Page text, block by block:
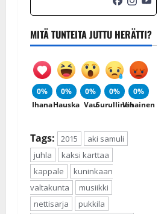
MITÄ TUNTEITA JUTTU HERÄTTI?
0%
Ihana
0%
Hauska
0%
Vau
0%
Surullinen
0%
Vihainen
Tags: 2015
aki samuli
juhla
kaksi karttaa
kappale
kuninkaan
valtakunta
musiikki
nettisarja
pukkila